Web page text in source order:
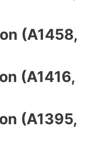
(A1458,
(A1416,
(A1395,